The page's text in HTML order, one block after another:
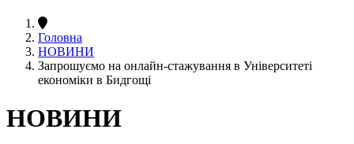
Головна
НОВИНИ
Запрошуємо на онлайн-стажування в Університеті
економіки в Бидгощі
НОВИНИ